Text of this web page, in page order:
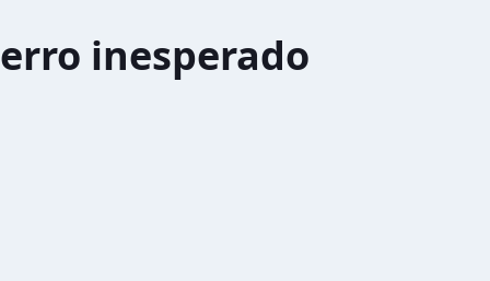
erro inesperado